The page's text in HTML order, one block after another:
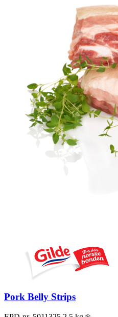
Pork Belly Strips